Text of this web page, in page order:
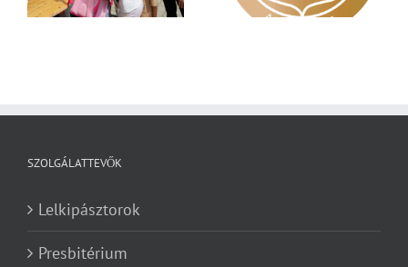
SZOLGÁLATTEVŐK
Lelkipásztorok
Presbitérium